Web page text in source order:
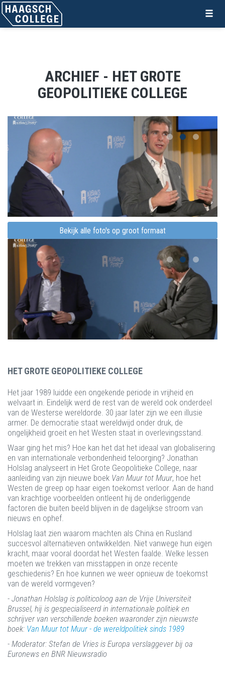
ARCHIEF - HET GROTE
GEOPOLITIEKE COLLEGE
Bekijk alle foto's op groot formaat
HET GROTE GEOPOLITIEKE COLLEGE
Het jaar 1989 luidde een ongekende periode in vrijheid en
welvaart in. Eindelijk werd de rest van de wereld ook onderdeel
van de Westerse wereldorde. 30 jaar later zijn we een illusie
armer. De democratie staat wereldwijd onder druk, de
ongelijkheid groeit en het Westen staat in overlevingsstand.
Waar ging het mis? Hoe kan het dat het ideaal van globalisering
en van internationale verbondenheid teloorging? Jonathan
Holslag analyseert in Het Grote Geopolitieke College, naar
aanleiding van zijn nieuwe boek Van Muur tot Muur, hoe het
Westen de greep op haar eigen toekomst verloor. Aan de hand
van krachtige voorbeelden ontleent hij de onderliggende
factoren die buiten beeld blijven in de dagelijkse stroom van
nieuws en ophef.
Holslag laat zien waarom machten als China en Rusland
succesvol alternatieven ontwikkelden. Niet vanwege hun eigen
kracht, maar vooral doordat het Westen faalde. Welke lessen
moeten we trekken van misstappen in onze recente
geschiedenis? En hoe kunnen we weer opnieuw de toekomst
van de wereld vormgeven?
- Jonathan Holslag is politicoloog aan de Vrije Universiteit
Brussel, hij is gespecialiseerd in internationale politiek en
schrijver van verschillende boeken waaronder zijn nieuwste
boek: Van Muur tot Muur - de wereldpolitiek sinds 1989
- Moderator: Stefan de Vries is Europa verslaggever bij oa
Euronews en BNR Nieuwsradio